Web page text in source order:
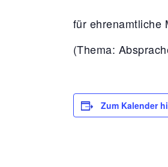
für ehrenamtliche
(Thema:
Zum Kalender